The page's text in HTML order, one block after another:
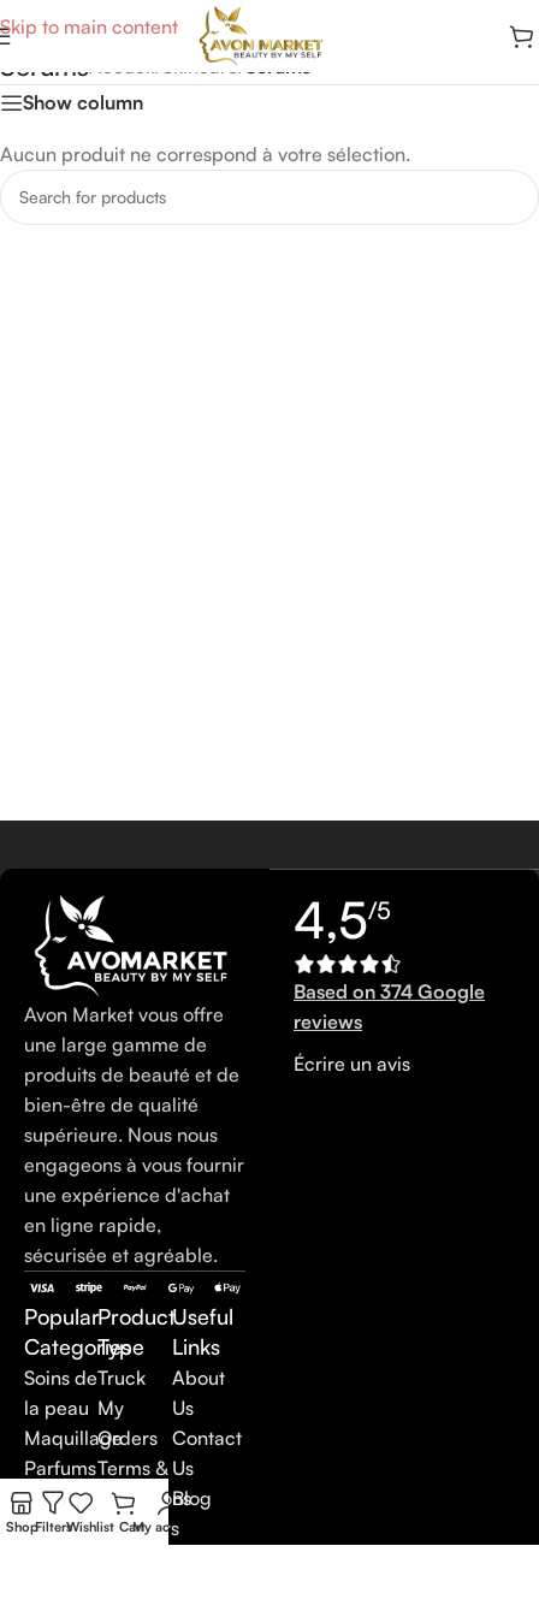
Skip to main content
Serums Skincare/Serums
Show column
Aucun produit ne correspond à votre sélection.
Avon Market vous offre
une large gamme de
produits de beauté et de
bien-être de qualité
supérieure. Nous nous
engageons à vous fournir
une expérience d'achat
en ligne rapide,
sécurisée et agréable.
Popular
Categories
Soins de
la peau
Maquillage
Parfums
Soins du
corps
Product
Type
Truck
My
Orders
Terms &
Conditions
Suppliers
Useful
Links
About
Us
Contact
Us
Blog
4,5/5
Based on 374 Google
reviews
Écrire un avis
ShopFiltersWishlist CartMy account